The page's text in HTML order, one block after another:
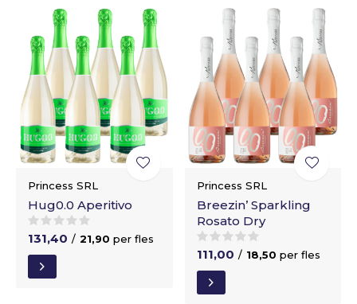
Princess SRL
Hug0.0 Aperitivo
131,40 / 21,90 per fles
Princess SRL
Breezin’ Sparkling
Rosato Dry
111,00 / 18,50 per fles